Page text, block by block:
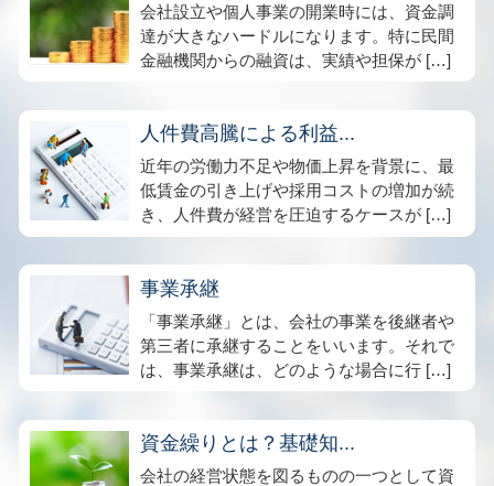
会社設立や個人事業の開業時には、資金調
達が大きなハードルになります。特に民間
金融機関からの融資は、実績や担保が […]
人件費高騰による利益...
近年の労働力不足や物価上昇を背景に、最
低賃金の引き上げや採用コストの増加が続
き、人件費が経営を圧迫するケースが […]
事業承継
「事業承継」とは、会社の事業を後継者や
第三者に承継することをいいます。それで
は、事業承継は、どのような場合に行 […]
資金繰りとは？基礎知...
会社の経営状態を図るものの一つとして資